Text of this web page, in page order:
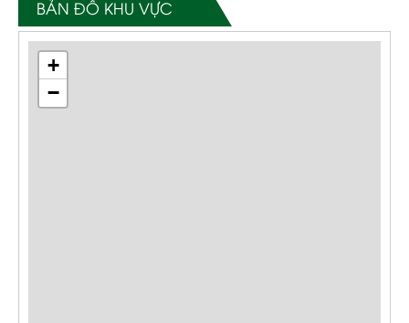
BẢN ĐỒ KHU VỰC
+
−